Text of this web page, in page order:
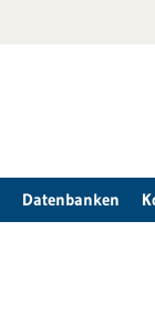
Datenbanken